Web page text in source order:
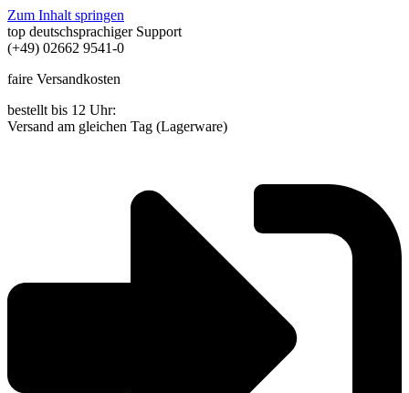
Zum Inhalt springen
top deutschsprachiger Support
(+49) 02662 9541-0
faire Versandkosten
bestellt bis 12 Uhr:
Versand am gleichen Tag (Lagerware)